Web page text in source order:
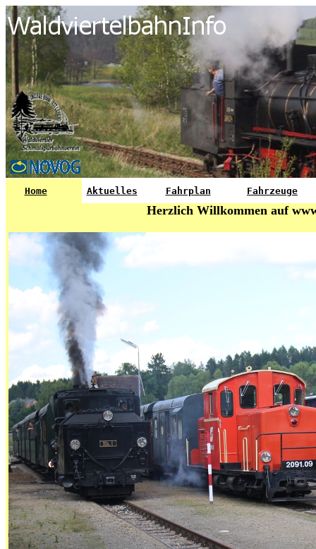
Home Aktuelles Fahrplan Fahrzeuge
Herzlich Willkommen auf